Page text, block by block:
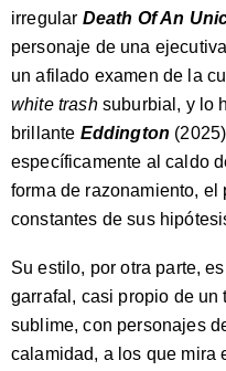
irregular Death Of An
personaje de una
un afilado examen de la
white trashsuburbial, y lo
brillante Eddington
específicamente al caldo
forma de razonamiento,
constantes de sus
Su estilo, por otra parte,
garrafal, casi propio de
sublime, con personajes
calamidad, a los que mira